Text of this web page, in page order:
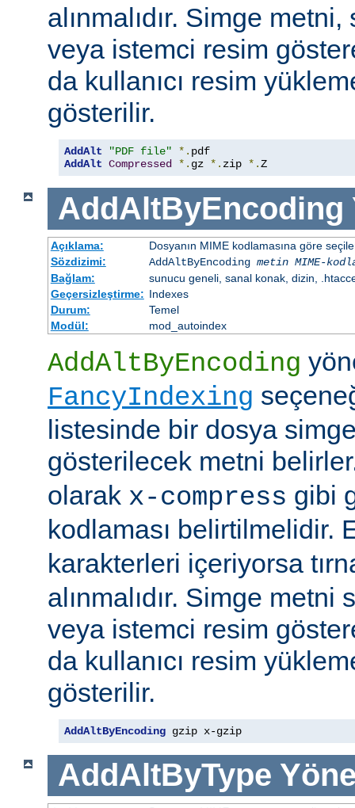
alınmalıdır. Simge
veya istemci resim
da kullanıcı resim
gösterilir.
AddAlt "PDF file" *.
AddAlt Compressed *. gz *. zip *.Z
AddAltByEncoding
Açıklama:
Dosyanın MIME kodlamasına göre
Sözdizimi:
AddAltByEncoding metin MIME-
Bağlam:
sunucu geneli, sanal konak, dizin,
Geçersizleştirme: Indexes
Durum:
Temel
Modül:
mod_autoindex
AddAltByEncoding
FancyIndexing
listesinde bir dosya
gösterilecek metni
olarak x-compress gibi
kodlaması belirtilmelidir.
karakterleri içeriyorsa
alınmalıdır. Simge metni
veya istemci resim
da kullanıcı resim
gösterilir.
AddAltByEncoding gzip x-gzip
AddAltByType